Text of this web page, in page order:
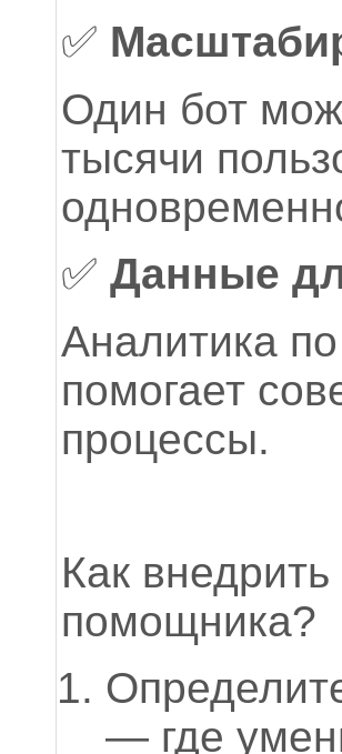
✅
Один бот
тысячи
✅ Данные
Аналитика
помогает
процессы.
Как внедрить
помощника?
— где